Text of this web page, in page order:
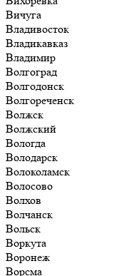
Вичуга
Владивосток
Владикавказ
Владимир
Волгоград
Волгодонск
Волгореченск
Волжск
Волжский
Вологда
Володарск
Волоколамск
Волосово
Волхов
Волчанск
Вольск
Воркута
Воронеж
Ворсма